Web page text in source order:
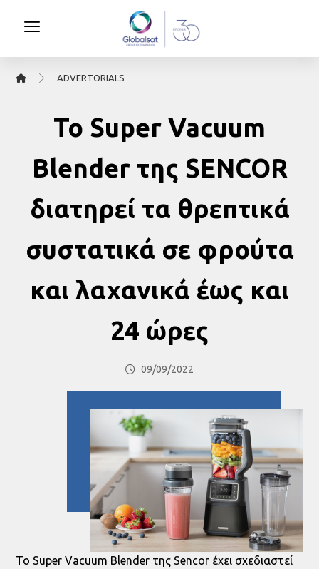
ΑDVERTORIALS
Το Super Vacuum
Blender της SENCOR
διατηρεί τα θρεπτικά
συστατικά σε φρούτα
και λαχανικά έως και
24 ώρες
09/09/2022
Το Super Vacuum Blender της Sencor έχει σχεδιαστεί